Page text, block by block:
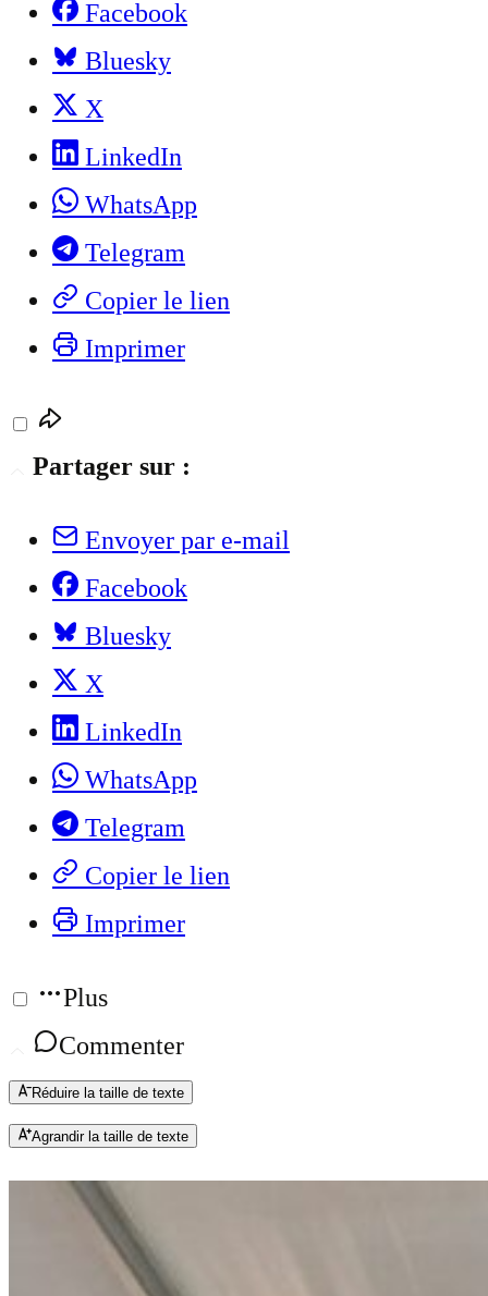
Facebook
Bluesky
X
LinkedIn
WhatsApp
Telegram
Copier le lien
Imprimer
Partager sur :
Envoyer par e-mail
Facebook
Bluesky
X
LinkedIn
WhatsApp
Telegram
Copier le lien
Imprimer
Plus
Commenter
Réduire la taille de texte
Agrandir la taille de texte